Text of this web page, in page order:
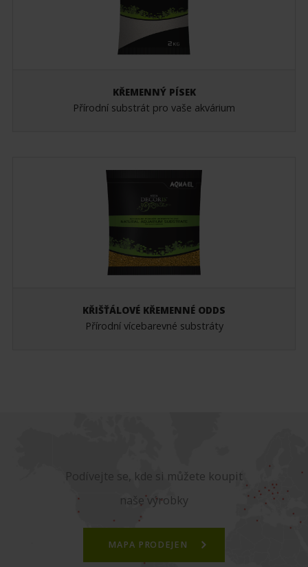
KŘEMENNÝ PÍSEK
Přírodní substrát pro vaše akvárium
KŘIŠŤÁLOVÉ KŘEMENNÉ ODDS
Přírodní vícebarevné substráty
Podívejte se, kde si můžete koupit
naše výrobky
MAPA PRODEJEN